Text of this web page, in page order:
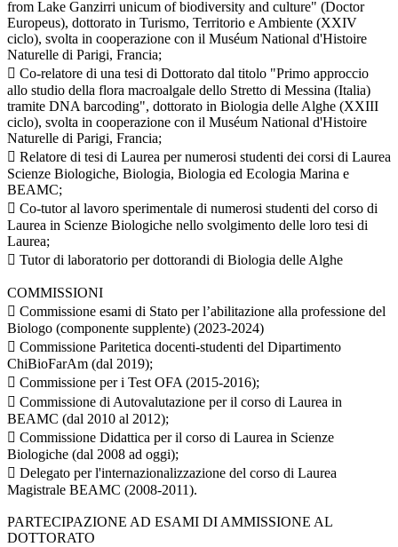
from Lake Ganzirri unicum of biodiversity and culture" (Doctor
Europeus), dottorato in Turismo, Territorio e Ambiente (XXIV
ciclo), svolta in cooperazione con il Muséum National d'Histoire
Naturelle di Parigi, Francia;
 Co-relatore di una tesi di Dottorato dal titolo "Primo approccio
allo studio della flora macroalgale dello Stretto di Messina (Italia)
tramite DNA barcoding", dottorato in Biologia delle Alghe (XXIII
ciclo), svolta in cooperazione con il Muséum National d'Histoire
Naturelle di Parigi, Francia;
 Relatore di tesi di Laurea per numerosi studenti dei corsi di Laurea
Scienze Biologiche, Biologia, Biologia ed Ecologia Marina e
BEAMC;
 Co-tutor al lavoro sperimentale di numerosi studenti del corso di
Laurea in Scienze Biologiche nello svolgimento delle loro tesi di
Laurea;
 Tutor di laboratorio per dottorandi di Biologia delle Alghe
COMMISSIONI
 Commissione esami di Stato per l’abilitazione alla professione del
Biologo (componente supplente) (2023-2024)
 Commissione Paritetica docenti-studenti del Dipartimento
ChiBioFarAm (dal 2019);
 Commissione per i Test OFA (2015-2016);
 Commissione di Autovalutazione per il corso di Laurea in
BEAMC (dal 2010 al 2012);
 Commissione Didattica per il corso di Laurea in Scienze
Biologiche (dal 2008 ad oggi);
 Delegato per l'internazionalizzazione del corso di Laurea
Magistrale BEAMC (2008-2011).
PARTECIPAZIONE AD ESAMI DI AMMISSIONE AL
DOTTORATO